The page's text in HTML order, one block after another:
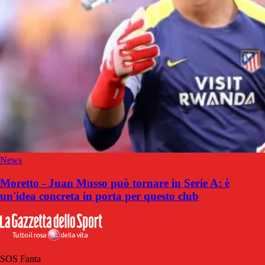
News
Moretto - Juan Musso può tornare in Serie A: è
un'idea concreta in porta per questo club
SOS Fanta